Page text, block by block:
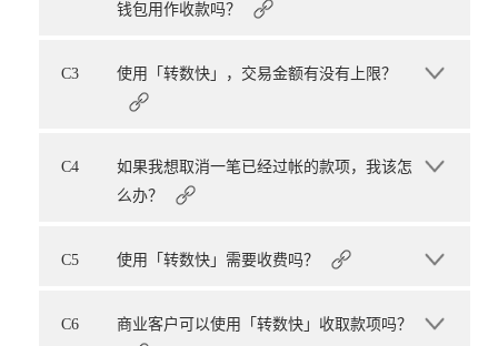
钱包用作收款吗？
C3 使用「转数快」，交易金额有没有上限？
C4
如果我想取消一笔已经过帐的款项，我该怎
么办？
C5 使用「转数快」需要收费吗？
C6 商业客户可以使用「转数快」收取款项吗？